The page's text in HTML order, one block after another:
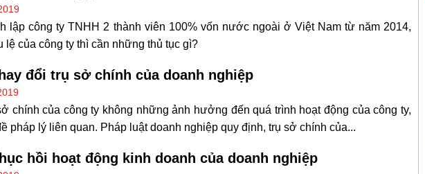
lập công ty TNHH 2 thành viên 100% vốn nước ngoài ở Việt Nam từ năm 2014,
lệ của công ty thì cần những thủ tục gì?
đổi trụ sở chính của doanh nghiệp
chính của công ty không những ảnh hưởng đến quá trình hoạt động của công ty,
pháp lý liên quan. Pháp luật doanh nghiệp quy định, trụ sở chính của...
hồi hoạt động kinh doanh của doanh nghiệp